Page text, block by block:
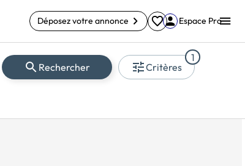
Déposez votre annonce Espace Pro
Rechercher Critères
1